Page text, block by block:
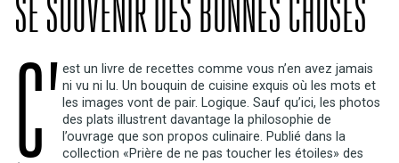
SE SOUVENIR DES BONNES CHOSES
C’ est un livre de recettes comme vous n’en avez jamais
ni vu ni lu. Un bouquin de cuisine exquis où les mots et
les images vont de pair. Logique. Sauf qu’ici, les photos
des plats illustrent davantage la philosophie de
l’ouvrage que son propos culinaire. Publié dans la
collection «Prière de ne pas toucher les étoiles» des